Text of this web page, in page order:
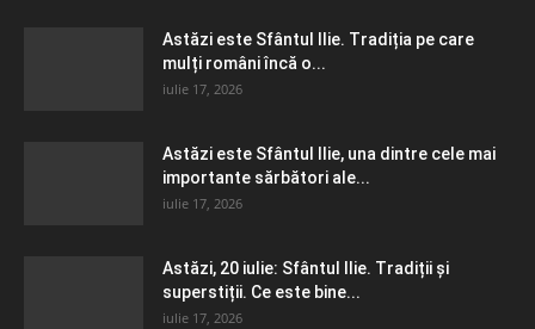
Astăzi este Sfântul Ilie. Tradiția pe care
mulți români încă o...
iulie 17, 2026
Astăzi este Sfântul Ilie, una dintre cele mai
importante sărbători ale...
iulie 17, 2026
Astăzi, 20 iulie: Sfântul Ilie. Tradiții și
superstiții. Ce este bine...
iulie 17, 2026